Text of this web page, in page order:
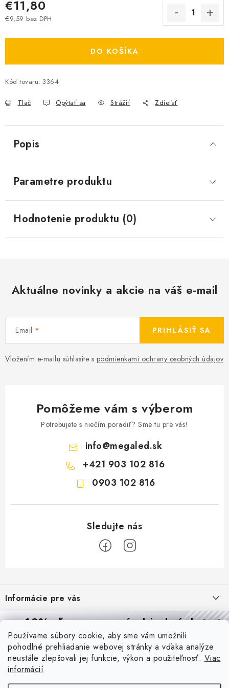
Používame súbory cookie, aby sme vám umožnili
pohodlné prehliadanie webovej stránky a vďaka analýze
neustále zlepšovali jej funkcie, výkon a použiteľnosť. Viac
informácií
€11,80
€9,59 bez DPH
DO KOŠÍKA
Kód tovaru: 3364
Tlač Opýtať sa Strážiť Zdieľať
Popis
Parametre produktu
Hodnotenie produktu (0)
Aktuálne novinky a akcie na váš e-mail
Email
Vložením e-mailu súhlasíte s podmienkami ochrany osobných údajov
PRIHLÁSIŤ SA
Pomôžeme vám s výberom
Potrebujete s niečím poradiť? Sme tu pre vás!
info@megaled.sk
+421 903 102 816
0903 102 816
p
ä
Informácie pre vás
Reklamácie a formulár na odstúpenie od zmluvy
Obchodné podmienky
Podmienky ochrany osobných údajov
O nás - MEGALED & JANTON Zákamenné
Blog
PIR vs. mikrovlnný senzor: ktorý je lepší a kedy ho použiť? +
vysvetlenie daylight senzoru
10% zľavana prvú objednávku
Prihláste sa azískajtezľavu aj praktické tipy,vďaka ktorým
budete svietiť lepšie a platiť menej.